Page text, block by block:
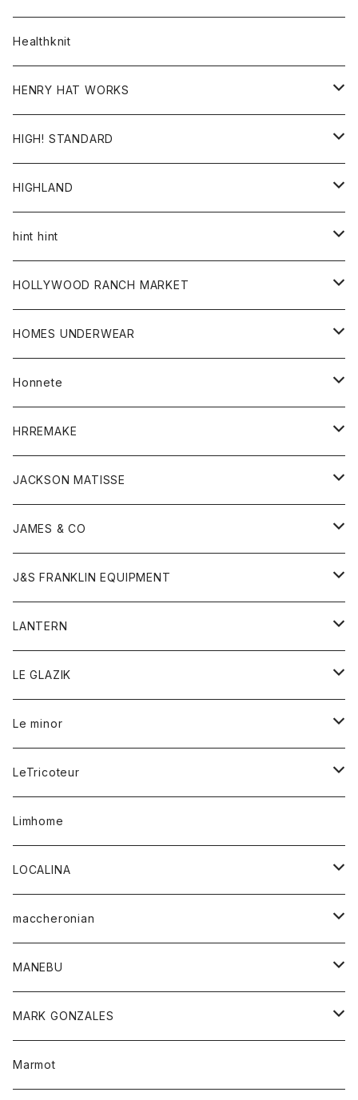
コート
パンツ
Healthknit
HENRY HAT WORKS
帽子
HIGH! STANDARD
アウター
ジャケット
トップス
シャツ
カーディガン
ボトム
グッズ
帽子
HIGHLAND
帽子
hint hint
ストール
HOLLYWOOD RANCH MARKET
アウター
カーディガン
コート
フリース
アクセサリー
ウォレット
ストール
マフラー
リング
キッズ
Tシャツ
グッズ
アンダーウェア
靴
バンダナ
トップス
カーディガン
ジャケット
タンクトップ
Tシャツ
ボトム
オーバーオール
ショートパンツ
レディース
アウター
カーディガン
セーター
チュニック
HOMES UNDERWEAR
アウター
カーディガン
コート
キッズ
Tシャツ
ロンパース
グッズ
靴
ストール
トップス
カットソー
シャツ
ボトム
オーバーオール
ショートパンツ
レディース
オーバーオール
シャツ
ワンピース
ワンピース
Honnete
ブラウス
ワンピース
HRREMAKE
バック
キッズ
トレーナー
トップス
Gジャケット
スウェット
帽子
JACKSON MATISSE
Tシャツ
帽子
JAMES & CO
ボトム
J&S FRANKLIN EQUIPMENT
アウター
LANTERN
アウター
Tシャツ
LE GLAZIK
レディース
コート
シャツ
ワンピース
Tシャツ
Le minor
ボトム
スカート
パンツ
レディース
アウター
カットソー
トップス
シャツ
LeTricoteur
カーディガン
Limhome
LOCALINA
ロングスリーブテーシャツ
maccheronian
靴
MANEBU
靴
MARK GONZALES
トップス
Marmot